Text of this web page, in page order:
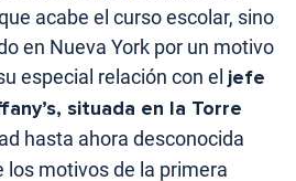
acabe el curso escolar, sino
en Nueva York por un motivo
especial relación con el jefe
situada en la Torre
hasta ahora desconocida
los motivos de la primera